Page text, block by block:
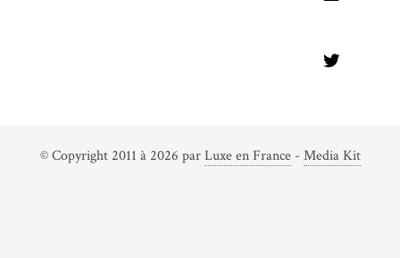
© Copyright 2011 à 2026 parLuxe en France- Media Kit